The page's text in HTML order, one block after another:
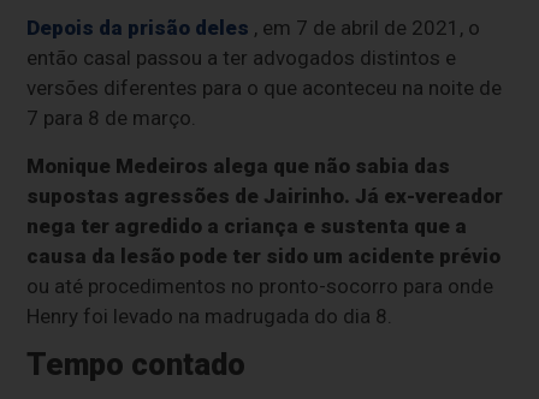
Depois da prisão deles , em 7 de abril de 2021, o
então casal passou a ter advogados distintos e
versões diferentes para o que aconteceu na noite de
7 para 8 de março.
Monique Medeiros alega que não sabia das
supostas agressões de Jairinho. Já ex-vereador
nega ter agredido a criança e sustenta que a
causa da lesão pode ter sido um acidente prévio
ou até procedimentos no pronto-socorro para onde
Henry foi levado na madrugada do dia 8.
Tempo contado